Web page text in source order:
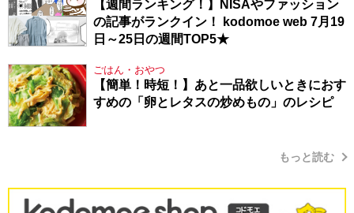
【週間ランキング！】NISAやファッション
の記事がランクイン！ kodomoe web 7月19
日～25日の週間TOP5★
ごはん・おやつ
【簡単！時短！】あと一品欲しいときにおす
すめの「卵とレタスの炒めもの」のレシピ
もっと読む